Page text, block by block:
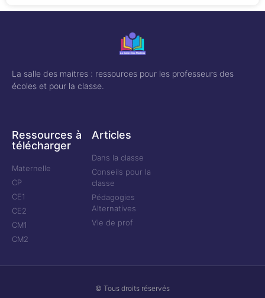
La salle des maitres : ressources pour les professeurs des
écoles et pour la classe.
Ressources à
télécharger
Maternelle
CP
CE1
CE2
CM1
CM2
Articles
Dans la classe
Conseils pour la
classe
Pédagogies
Alternatives
Vie de prof
© Tous droits réservés